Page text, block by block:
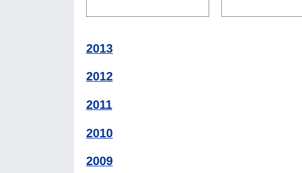
2013
2012
2011
2010
2009